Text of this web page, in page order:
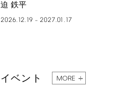
迫 鉄平
2026.12.19 – 2027.01.17
イベント MORE